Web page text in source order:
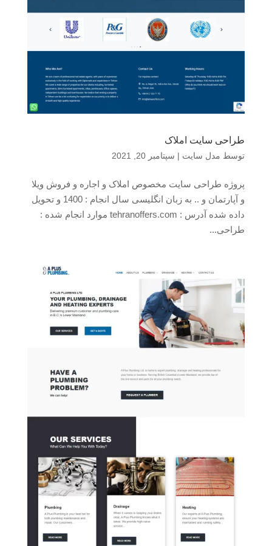
طراحی سایت املاک
توسط مدل سایت | سپتامبر 20, 2021
پروژه طراحی سایت مخصوص املاک و اجاره و فروش ویلا
و آپارتمان و .. به زبان انگلیسی سال انجام : 1400 و تحویل
داده شده آدرس : tehranoffers.com موارد انجام شده :
طراحی...